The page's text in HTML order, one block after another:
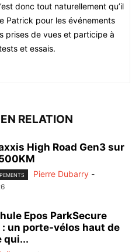
donc tout naturellement qu’il
Patrick pour les événements
prises de vues et participe à
et essais.
RELATION
High Road Gen3 sur
Pierre Dubarry -
Epos ParkSecure
: un porte-vélos haut de
qui...